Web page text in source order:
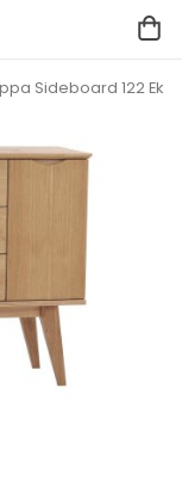
Sideboard 122 Ek